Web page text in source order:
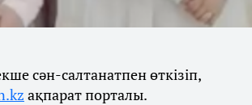
сән-салтанатпен өткізіп,
ақпарат порталы.